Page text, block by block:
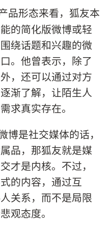
品形态来看，狐友本
的简化版微博或轻
绕话题和兴趣的微
。他曾表示，除了
，还可以通过对方
渐了解，让陌生人
求真实存在。
博是社交媒体的话，
品，那狐友就是媒
才是内核。不过，
的内容，通过互
关系，而不是局限
观态度。